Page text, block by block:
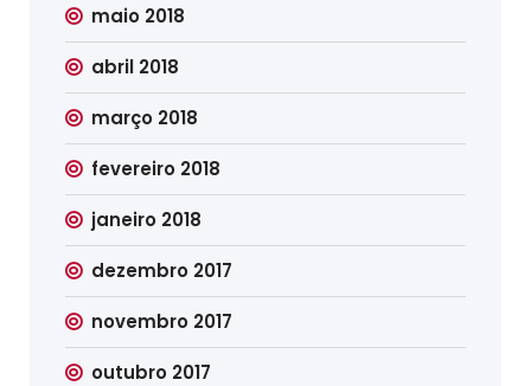
maio 2018
abril 2018
março 2018
fevereiro 2018
janeiro 2018
dezembro 2017
novembro 2017
outubro 2017